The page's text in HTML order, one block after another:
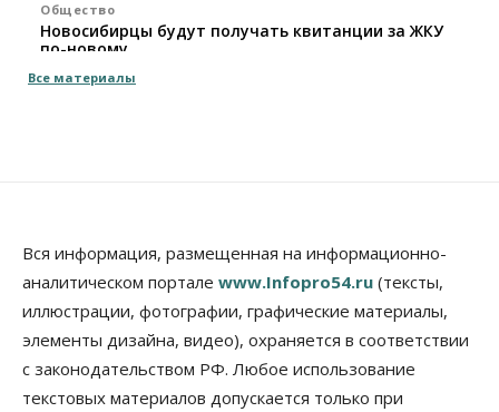
Общество
Новосибирцы будут получать квитанции за ЖКУ
по-новому
08 Августа 2026, 09:00
В Новосибирске прошёл митинг
против нового закона о памятниках
07 Августа 2026, 18:00
Бизнес
В аэропорту Толмачёво завершены работы по
бетонированию рулежных дорожек
07 Августа 2026, 17:00
Все материалы
Вся информация, размещенная на информационно-
аналитическом портале www.Infopro54.ru (тексты,
иллюстрации, фотографии, графические материалы,
элементы дизайна, видео), охраняется в соответствии
с законодательством РФ. Любое использование
текстовых материалов допускается только при